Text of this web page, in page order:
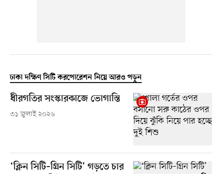
ঢাকা দক্ষিণ সিটি করপোরেশন নিয়ে আরও পড়ুন
ধীরগতির সংস্কারকাজে ভোগান্তি
৩১ জুলাই ২০২৬
‘ক্লিন সিটি–গ্রিন সিটি’ গড়তে চার